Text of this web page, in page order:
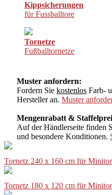
Kippsicherungen
für Fussballtore
Tornetze
Fußballtornetze
Muster anfordern:
Fordern Sie kostenlos Farb-
Hersteller an. Muster
Mengenrabatt &
Auf der Händlerseite finden
und besondere Konditionen.
Tornetz 240 x 160 cm für
Tornetz 180 x 120 cm für